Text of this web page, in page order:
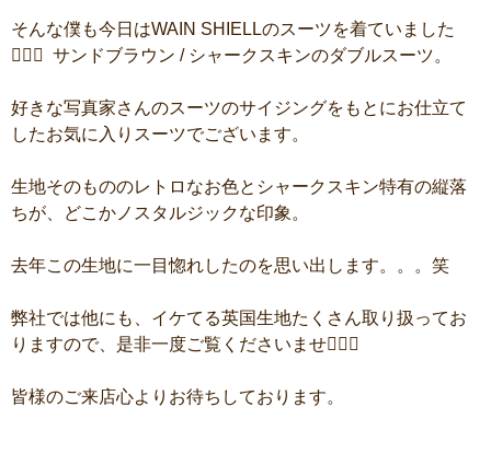
そんな僕も今日はWAIN SHIELLのスーツを着ていました
🙆🏻‍♂️ サンドブラウン / シャークスキンのダブルスーツ。
好きな写真家さんのスーツのサイジングをもとにお仕立て
したお気に入りスーツでございます。
生地そのもののレトロなお色とシャークスキン特有の縦落
ちが、どこかノスタルジックな印象。
去年この生地に一目惚れしたのを思い出します。。。笑
弊社では他にも、イケてる英国生地たくさん取り扱ってお
りますので、是非一度ご覧くださいませ💁🏻‍♂️
皆様のご来店心よりお待ちしております。